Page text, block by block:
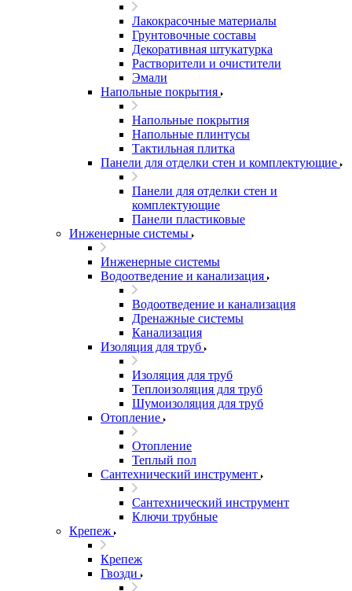
Лакокрасочные материалы
Грунтовочные составы
Декоративная штукатурка
Растворители и очистители
Эмали
Напольные покрытия
Напольные покрытия
Напольные плинтусы
Тактильная плитка
Панели для отделки стен и комплектующие
Панели для отделки стен и
комплектующие
Панели пластиковые
Инженерные системы
Инженерные системы
Водоотведение и канализация
Водоотведение и канализация
Дренажные системы
Канализация
Изоляция для труб
Изоляция для труб
Теплоизоляция для труб
Шумоизоляция для труб
Отопление
Отопление
Теплый пол
Сантехнический инструмент
Сантехнический инструмент
Ключи трубные
Крепеж
Крепеж
Гвозди